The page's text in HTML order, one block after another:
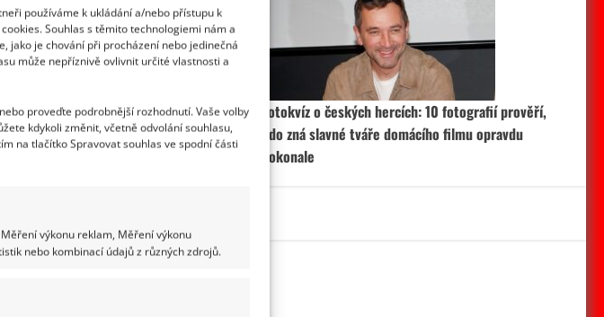
používáme k ukládání a/nebo přístupu k
Souhlas s těmito technologiemi nám a
jako je chování při procházení nebo jedinečná
může nepříznivě ovlivnit určité vlastnosti a
proveďte podrobnější rozhodnutí. Vaše volby
kdykoli změnit, včetně odvolání souhlasu,
na tlačítko Spravovat souhlas ve spodní části
výkonu reklam, Měření výkonu
nebo kombinací údajů z různých zdrojů.
dohadů mělo
jsme se rozešli v
a prosíme o
Fotokvíz o českých hercích: 10 fotografií prověří,
kdo zná slavné tváře domácího filmu opravdu
dokonale